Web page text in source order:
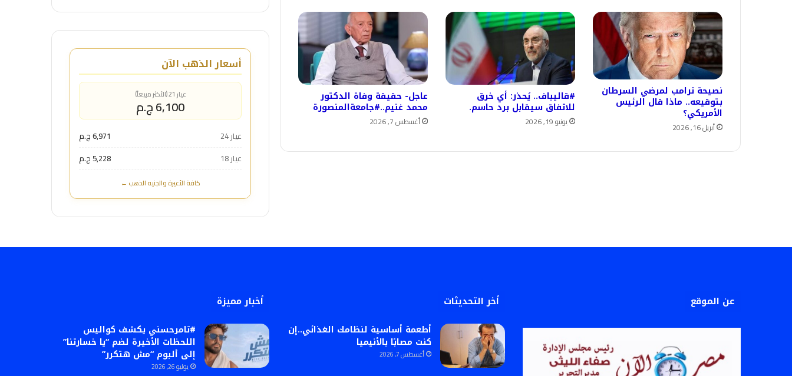
نصيحة ترامب لمرضي السرطان
بتوقيعه.. ماذا قال الرئيس
الأمريكي؟
أبريل 16, 2026
#قاليباف.. يُحذر: أي خرق
للاتفاق سيقابل برد حاسم.
يونيو 19, 2026
عاجل- حقيقة وفاة الدكتور
محمد غنيم..#جامعةالمنصورة
أغسطس 7, 2026
أسعار الذهب الآن
عيار 21 (الأكثر مبيعاً)
6,100 ج.م
عيار 24
6,971 ج.م
عيار 18
5,228 ج.م
كافة الأعيرة والجنيه الذهب ←
عن الموقع أخر التحديثات
أطعمة أساسية لنظامك الغذائي..إن
كنت مصابًا بالأنيميا
أغسطس 7, 2026
أخبار مميزة
#تامرحسني يكشف كواليس
اللحظات الأخيرة لضم “يا خسارتنا”
إلى ألبوم “مش هتكرر”
يوليو 26, 2026